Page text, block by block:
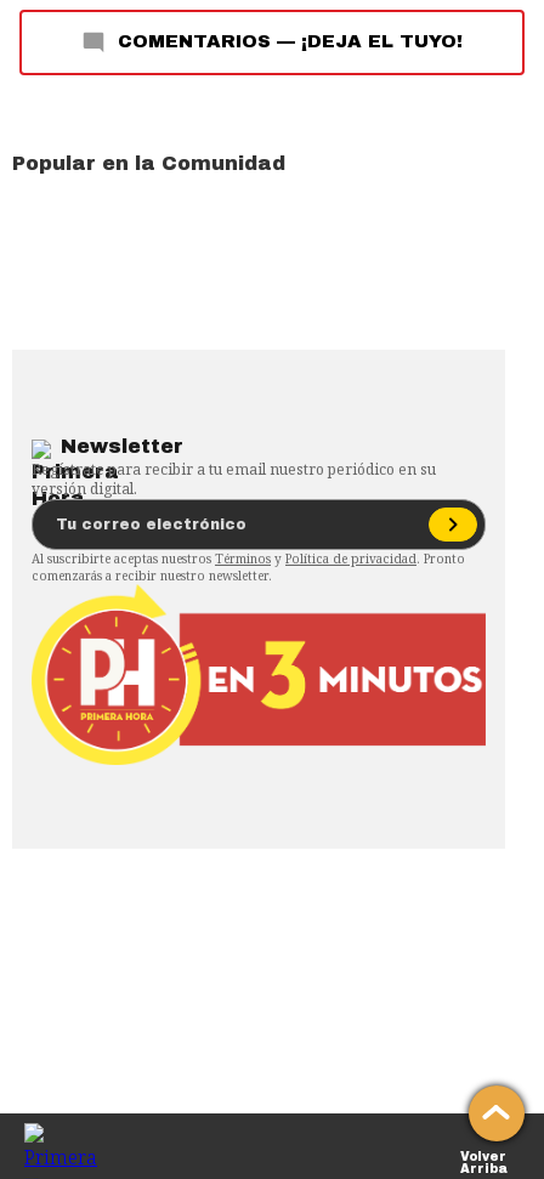
COMENTARIOS — ¡DEJA EL TUYO!
Popular en la Comunidad
Newsletter
Regístrate para recibir a tu email nuestro periódico en su
versión digital.
Al suscribirte aceptas nuestros Términos y Política de privacidad. Pronto
comenzarás a recibir nuestro newsletter.
Volver
Arriba